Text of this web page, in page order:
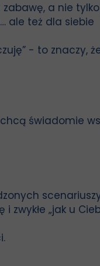
a nie
ale też dla siebie
- to znaczy,
świadomie
„jak u